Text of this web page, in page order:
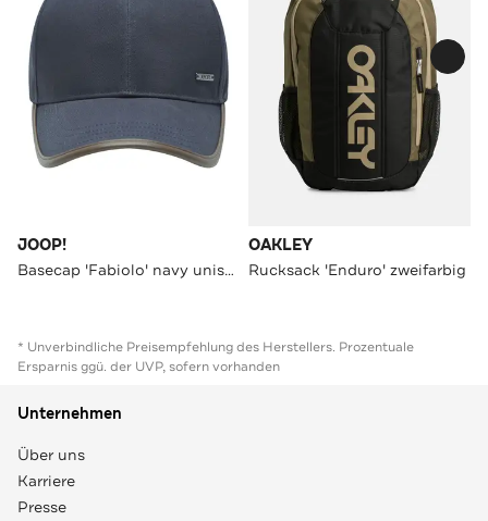
JOOP!
Basecap 'Fabiolo' navy unisex
OAKLEY
Rucksack 'Enduro' zweifarbig
* Unverbindliche Preisempfehlung des Herstellers. Prozentuale
Ersparnis ggü. der UVP, sofern vorhanden
Unternehmen
Über uns
Karriere
Presse